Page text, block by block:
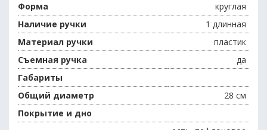
Форма
круглая
Наличие ручки
1 длинная
Материал ручки
пластик
Съемная ручка
да
Габариты
Общий диаметр
28 см
Покрытие и дно